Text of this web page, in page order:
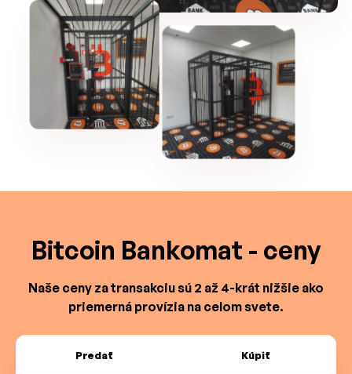
Bitcoin Bankomat - ceny
Naše ceny za transakciu sú 2 až 4-krát nižšie ako
priemerná provízia na celom svete.
Predať Kúpiť